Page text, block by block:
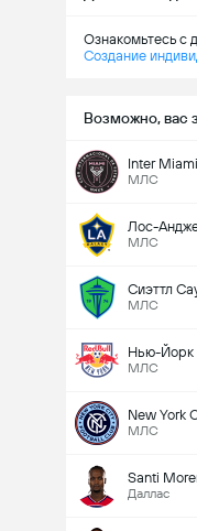
Ознакомьтесь с
Создание
Возможно, вас
Inter Miami
МЛС
Лос-
МЛС
Сиэттл
МЛС
Нью-Йорк
МЛС
New York
МЛС
Santi
Даллас